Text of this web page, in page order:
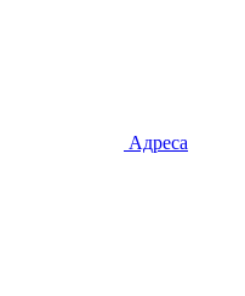
Адреса